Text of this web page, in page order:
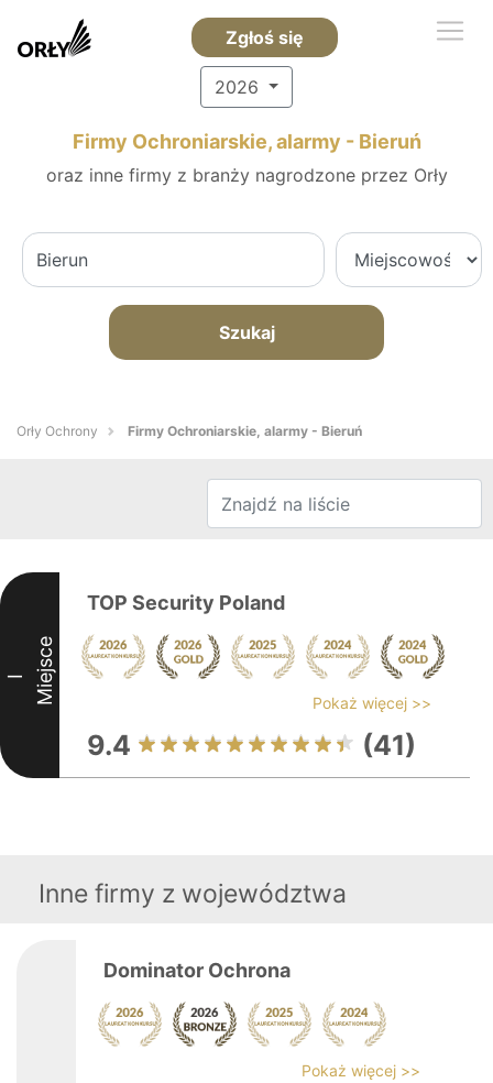
Zgłoś się
2026
Firmy Ochroniarskie, alarmy - Bieruń
oraz inne firmy z branży nagrodzone przez Orły
Szukaj
Orły Ochrony Firmy Ochroniarskie, alarmy - Bieruń
I Miejsce
TOP Security Poland
Pokaż więcej >>
9.4 (41)
Inne firmy z województwa
Dominator Ochrona
Pokaż więcej >>